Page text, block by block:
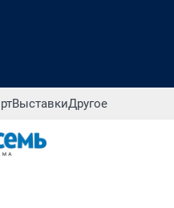
ВыставкиДругое